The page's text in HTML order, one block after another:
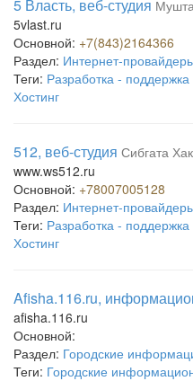
5 Власть, веб-студия
5vlast.ru
Основной: +7(843)2164366
Раздел: Интернет-
Теги: Разработка -
Хостинг
512, веб-студия Сибгата
www.ws512.ru
Основной: +78007005128
Раздел: Интернет-
Теги: Разработка -
Хостинг
Afisha.116.ru,
afisha.116.ru
Основной:
Раздел: Городские
Теги: Городские